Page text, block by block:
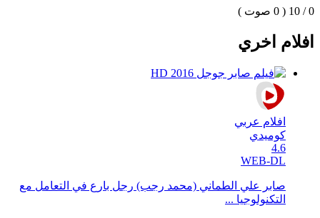
0 / 10 ( 0 صوت )
افلام اخري
افلام عربي
كوميدي
4.6
WEB-DL
صابر علي الطماني (محمد رجب) رجل بارع في التعامل مع
التكنولوجيا ...